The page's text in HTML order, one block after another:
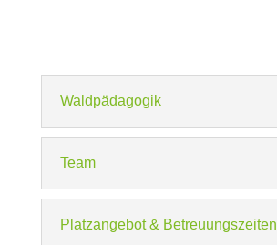
Waldpädagogik
Team
Platzangebot & Betreuungszeiten